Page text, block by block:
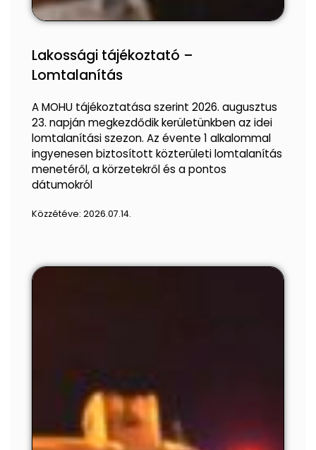
Lakossági tájékoztató –
Lomtalanítás
A MOHU tájékoztatása szerint 2026. augusztus
23. napján megkezdődik kerületünkben az idei
lomtalanítási szezon. Az évente 1 alkalommal
ingyenesen biztosított közterületi lomtalanítás
menetéről, a körzetekről és a pontos
dátumokról
Közzétéve: 2026.07.14.